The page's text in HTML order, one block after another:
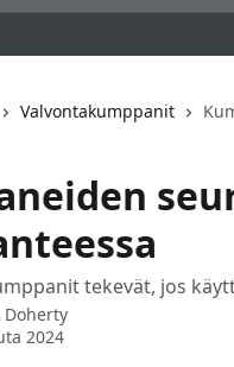
Valvontakumppanit
tekevät, jos
Doherty
2024